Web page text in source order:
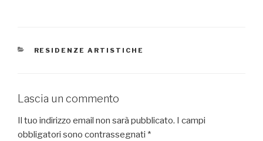
CATEGORIE
RESIDENZE ARTISTICHE
Lascia un commento
Il tuo indirizzo email non sarà pubblicato. I campi
obbligatori sono contrassegnati *